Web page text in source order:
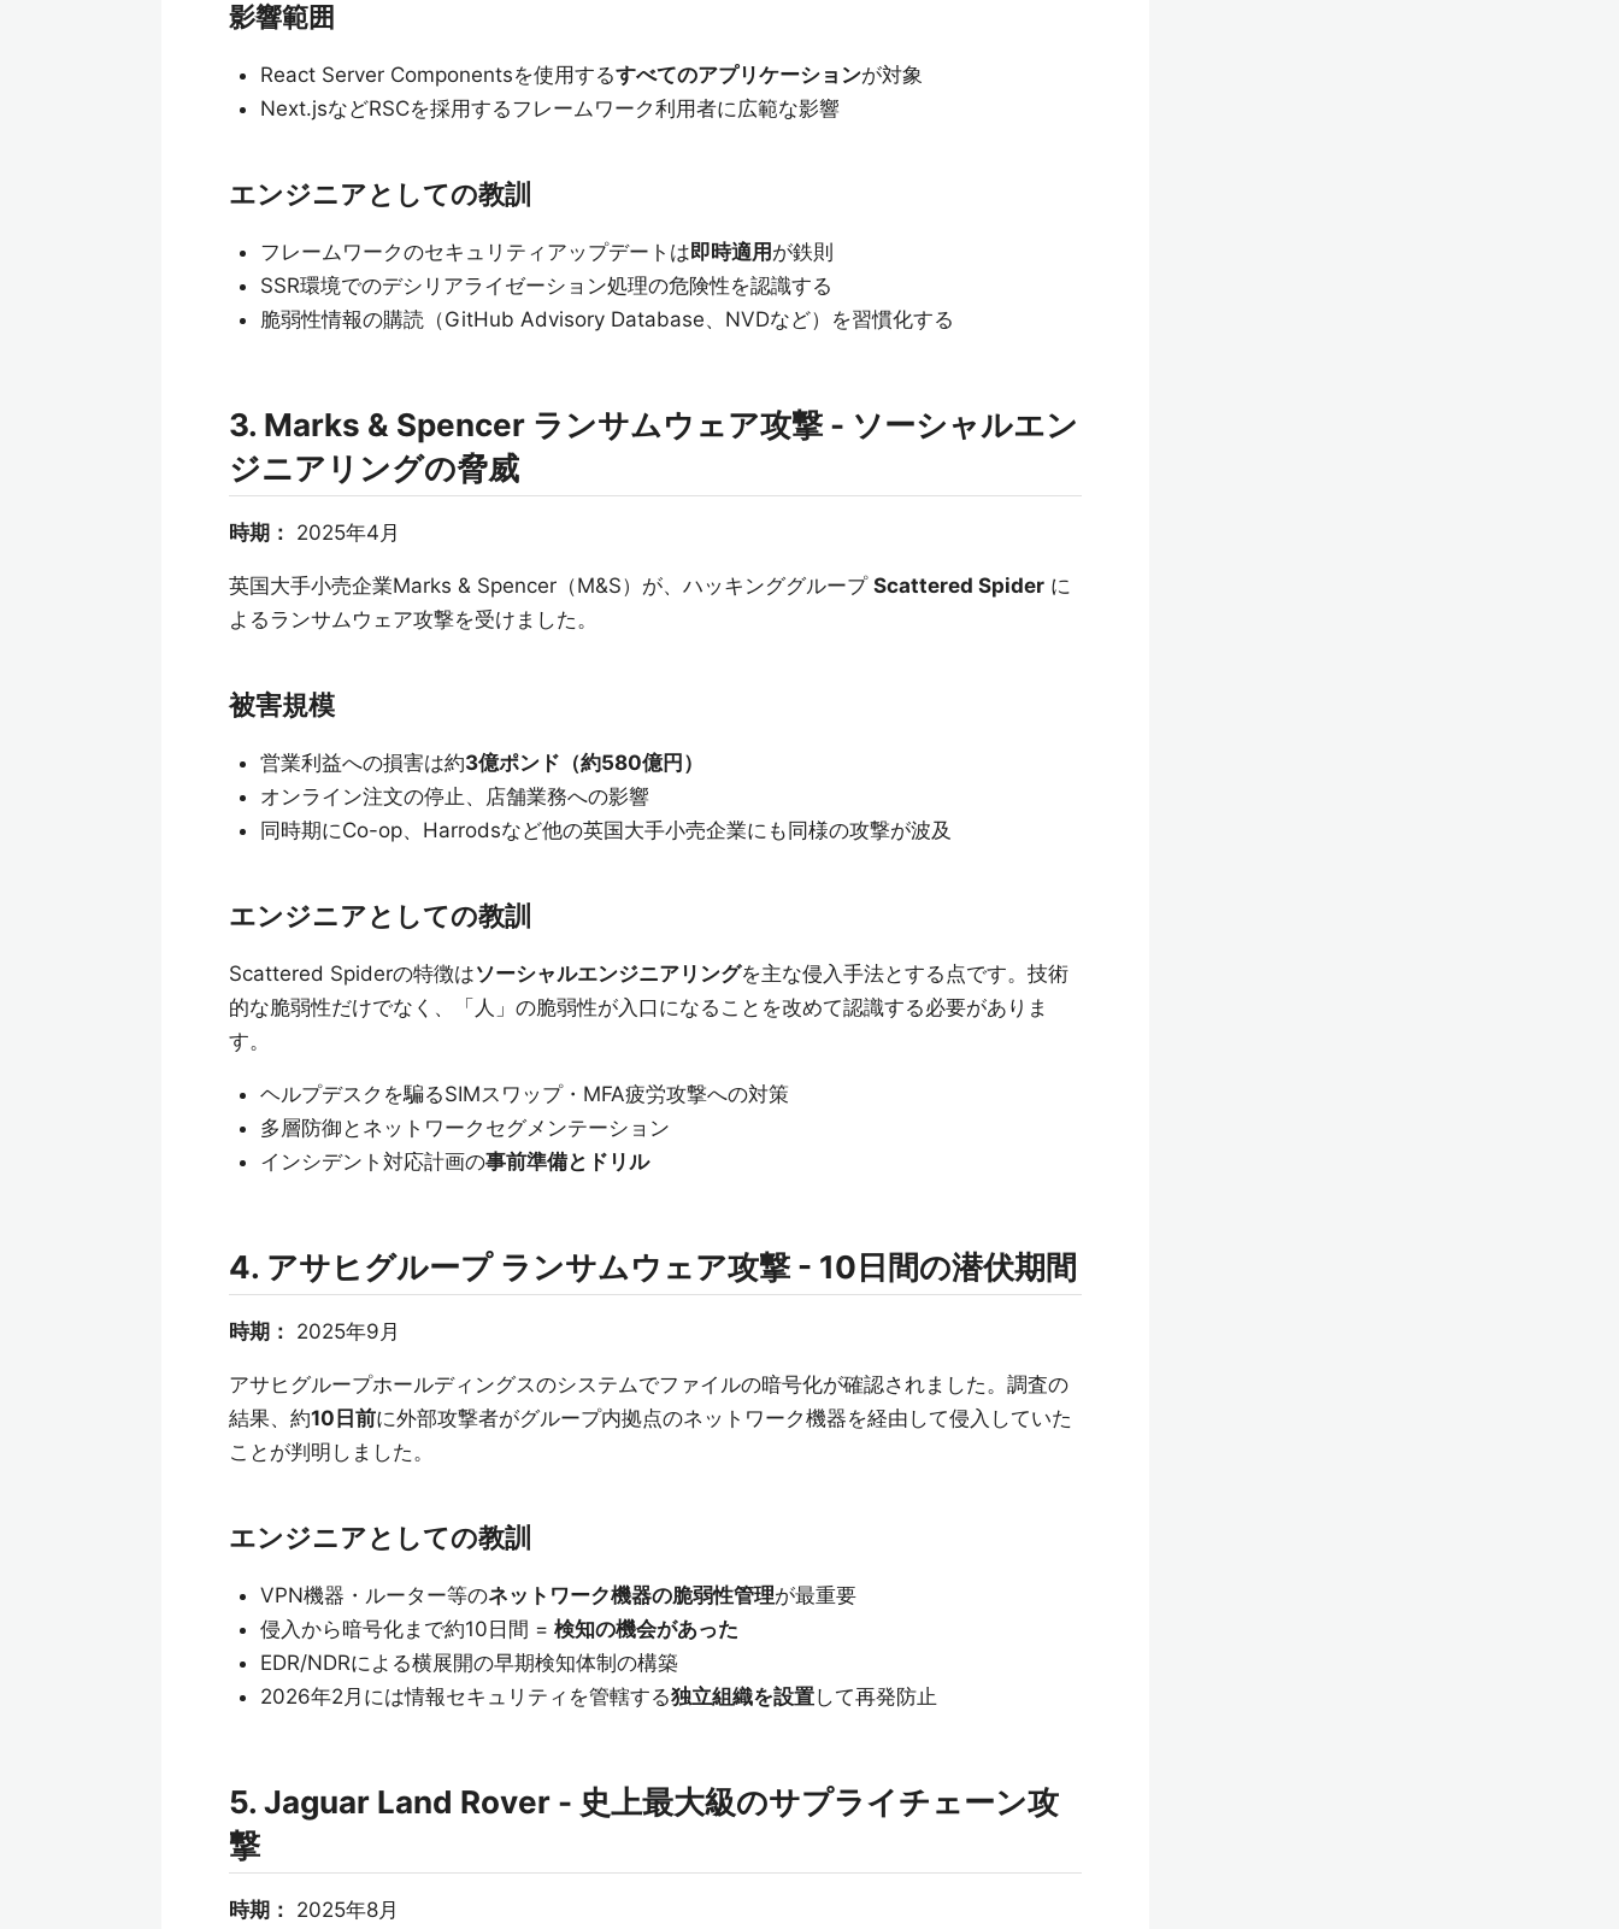
影響範囲
React Server Componentsを使用するすべてのアプリケーションが対象
Next.jsなどRSCを採用するフレームワーク利用者に広範な影響
エンジニアとしての教訓
フレームワークのセキュリティアップデートは即時適用 が鉄則
SSR環境でのデシリアライゼーション処理の危険性を認識する
脆弱性情報の購読（GitHub Advisory Database、NVDなど）を習慣化する
3. Marks & Spencer ランサムウェア攻撃 - ソーシャルエン
ジニアリングの脅威
時期： 2025年4月
英国大手小売企業Marks & Spencer（M&S）が、ハッキンググループ Scattered Spider に
よるランサムウェア攻撃を受けました。
被害規模
営業利益への損害は約3億ポンド（約580億円）
オンライン注文の停止、店舗業務への影響
同時期にCo-op、Harrodsなど他の英国大手小売企業にも同様の攻撃が波及
エンジニアとしての教訓
Scattered Spiderの特徴はソーシャルエンジニアリングを主な侵入手法とする点です。技術
的な脆弱性だけでなく、「人」の脆弱性が入口になることを改めて認識する必要がありま
す。
ヘルプデスクを騙るSIMスワップ・MFA疲労攻撃への対策
多層防御とネットワークセグメンテーション
インシデント対応計画の事前準備とドリル
4. アサヒグループ ランサムウェア攻撃 - 10日間の潜伏期間
時期： 2025年9月
アサヒグループホールディングスのシステムでファイルの暗号化が確認されました。調査の
結果、約10日前に外部攻撃者がグループ内拠点のネットワーク機器を経由して侵入していた
ことが判明しました。
エンジニアとしての教訓
VPN機器・ルーター等のネットワーク機器の脆弱性管理が最重要
侵入から暗号化まで約10日間 = 検知の機会があった
EDR/NDRによる横展開の早期検知体制の構築
2026年2月には情報セキュリティを管轄する独立組織を設置して再発防止
5. Jaguar Land Rover - 史上最大級のサプライチェーン攻
撃
時期： 2025年8月